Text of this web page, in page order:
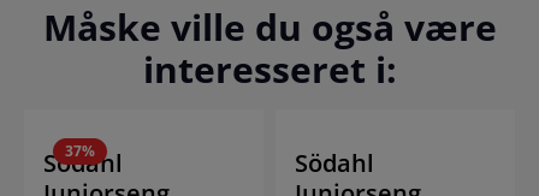
Måske ville du også være
interesseret i:
37%
Södahl
Södahl